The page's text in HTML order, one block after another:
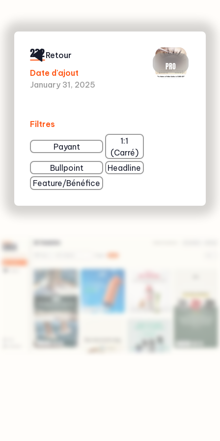
232
Date d'ajout
January 31, 2025
Filtres
Payant
1:1
(Carré)
Bullpoint
Headline
Feature/Bénéfice
PRO
Retour